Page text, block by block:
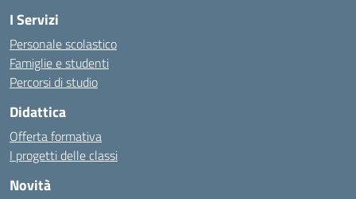
I Servizi
Personale scolastico
Famiglie e studenti
Percorsi di studio
Didattica
Offerta formativa
I progetti delle classi
Novità